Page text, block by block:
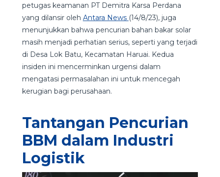
petugas keamanan PT Demitra Karsa Perdana
yang dilansir oleh Antara News (14/8/23), juga
menunjukkan bahwa pencurian bahan bakar solar
masih menjadi perhatian serius, seperti yang terjadi
di Desa Lok Batu, Kecamatan Haruai. Kedua
insiden ini mencerminkan urgensi dalam
mengatasi permasalahan ini untuk mencegah
kerugian bagi perusahaan.
Tantangan Pencurian
BBM dalam Industri
Logistik